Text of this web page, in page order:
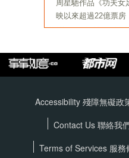
Accessibility 殘障無礙政
Contact Us 聯絡我
Terms of Services 服務